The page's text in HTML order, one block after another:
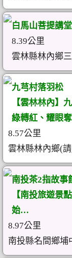
白馬山菩提講堂
8.39公里
雲林縣林內鄉
九芎村落羽松
【雲林林內】
綠轉紅、耀眼
8.57公里
雲林縣林內鄉(
南投茶2指故事
【南投旅遊景
始…
8.97公里
南投縣名間鄉埔